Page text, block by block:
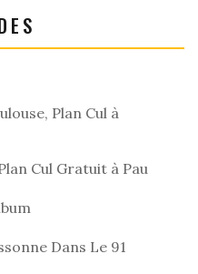
Plan Cul à
Cul Gratuit à Pau
Dans Le 91